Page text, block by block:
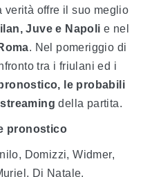
verità offre il suo meglio
Juve e Napoli e nel
. Nel pomeriggio di
tra i friulani ed i
le probabili
della partita.
pronostico
Domizzi, Widmer,
Di Natale.